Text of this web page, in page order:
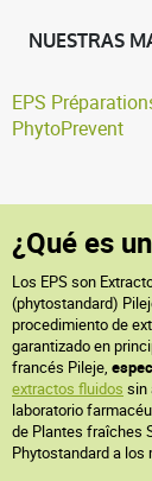
NUESTRAS
EPS
PhytoPrevent
¿Qué es
Los EPS son
(phytostandard)
procedimiento de
garantizado en
francés Pileje,
extractos fluidos sin
laboratorio
de Plantes fraîches
Phytostandard a los